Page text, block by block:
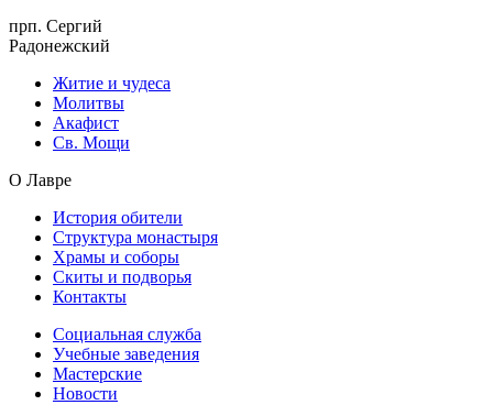
прп. Сергий
Радонежский
Житие и чудеса
Молитвы
Акафист
Св. Мощи
О Лавре
История обители
Структура монастыря
Храмы и соборы
Скиты и подворья
Контакты
Социальная служба
Учебные заведения
Мастерские
Новости